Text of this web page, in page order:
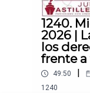
1240.
2026 |
los
frente
49:50
1240